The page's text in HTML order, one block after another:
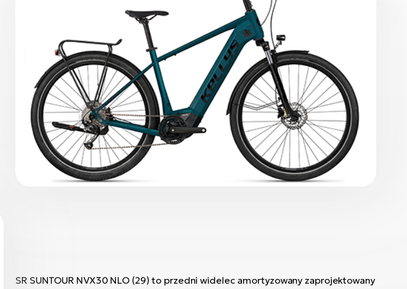
SR SUNTOUR NVX30 NLO (29) to przedni widelec amortyzowany zaprojektowany